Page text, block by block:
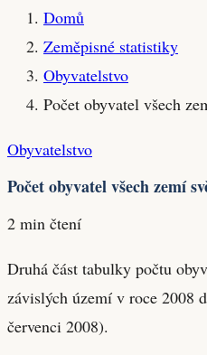
Domů
Zeměpisné statistiky
Obyvatelstvo
Počet obyvatel všech
Obyvatelstvo
Počet obyvatel všech zemí
2 min čtení
Druhá část tabulky počtu
závislých území v roce 2008
červenci 2008).